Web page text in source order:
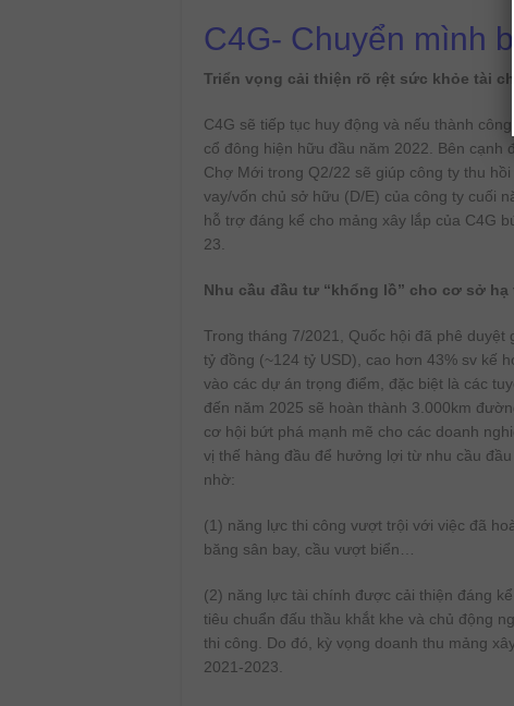
C4G- Chuyển mình
Triển vọng cải thiện rõ rệt sức khỏe tài
C4G sẽ tiếp tục huy động và nếu thành
cổ đông hiện hữu đầu năm 2022. Bên cạnh
Chợ Mới trong Q2/22 sẽ giúp công ty thu
vay/vốn chủ sở hữu (D/E) của công ty cuối
hỗ trợ đáng kể cho mảng xây lắp của C4G
23.
Nhu cầu đầu tư “khổng lồ” cho cơ sở
Trong tháng 7/2021, Quốc hội đã phê
tỷ đồng (~124 tỷ USD), cao hơn 43% sv kế
vào các dự án trọng điểm, đặc biệt là các
đến năm 2025 sẽ hoàn thành 3.000km
cơ hội bứt phá mạnh mẽ cho các doanh
vị thế hàng đầu để hưởng lợi từ nhu cầu
nhờ:
(1) năng lực thi công vượt trội với việc đã
băng sân bay, cầu vượt biển…
(2) năng lực tài chính được cải thiện đáng
tiêu chuẩn đấu thầu khắt khe và chủ động
thi công. Do đó, kỳ vọng doanh thu mảng
2021-2023.